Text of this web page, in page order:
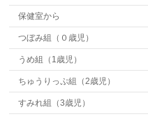
保健室から
つぼみ組（０歳児）
うめ組（1歳児）
ちゅうりっぷ組（2歳児）
すみれ組（3歳児）